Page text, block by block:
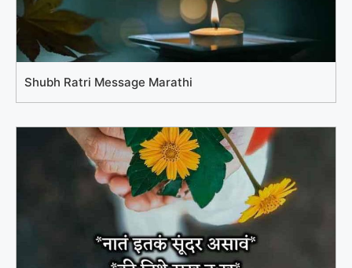
Shubh Ratri Message Marathi